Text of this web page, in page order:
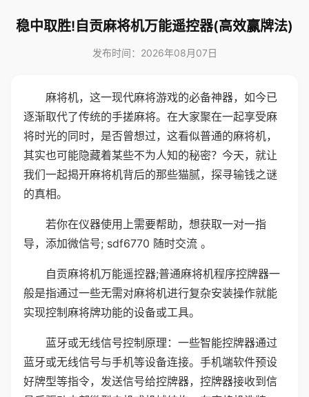
稳中取胜!自贡麻将机万能遥控器(高效赢牌法)
发布时间：2026年08月07日
麻将机，这一现代麻将游戏的必备神器，如今已
逐渐取代了传统的手搓麻将。在大家聚在一起享受麻
将时光的同时，是否曾想过，这看似普通的麻将机，
其实也可能隐藏着某些不为人知的秘密？今天，就让
我们一起揭开麻将机背后的那些猫腻，探寻输钱之谜
的真相。
若你在仪器使用上需要帮助，想获取一对一指
导，添加微信号; sdf6770 随时交流 。
自贡麻将机万能遥控器;普通麻将机程序控牌器一
般是指通过一些无需对麻将机进行复杂安装操作就能
实现控制麻将牌功能的设备或工具。
蓝牙或无线信号控制原理：一些智能控牌器通过
蓝牙或无线信号与手机等设备连接。手机端软件预设
好牌型等指令，发送信号给控牌器，控牌器接收到信